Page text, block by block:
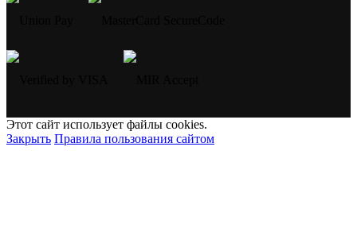
Этот сайт использует файлы cookies.
Закрыть Правила пользования сайтом